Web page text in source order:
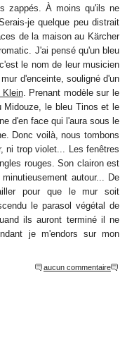
zappés. À moins qu'ils ne
je quelque peu distrait
de la maison au Kärcher
J'ai pensé qu'un bleu
le nom de leur musicien
d'enceinte, souligné d'un
Klein. Prenant modèle sur le
Midouze, le bleu Tinos et le
d'en face qui l'aura sous le
Donc voilà, nous tombons
ni trop violet... Les fenêtres
rouges. Son clairon est
autour... De
pour que le mur soit
le parasol végétal de
ils auront terminé il ne
je m'endors sur mon
aucun commentaire